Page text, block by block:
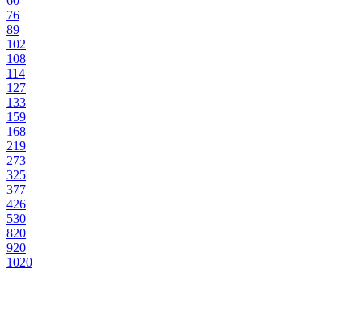
76
89
102
108
114
127
133
159
168
219
273
325
377
426
530
820
920
1020